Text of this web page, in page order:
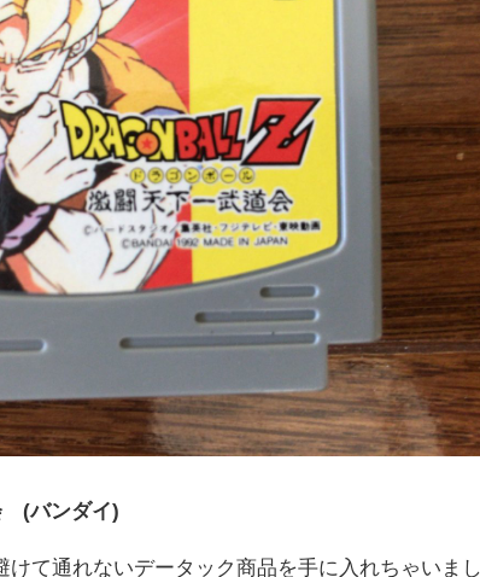
(バンダイ)
て通れないデータック商品を手に入れちゃいまし